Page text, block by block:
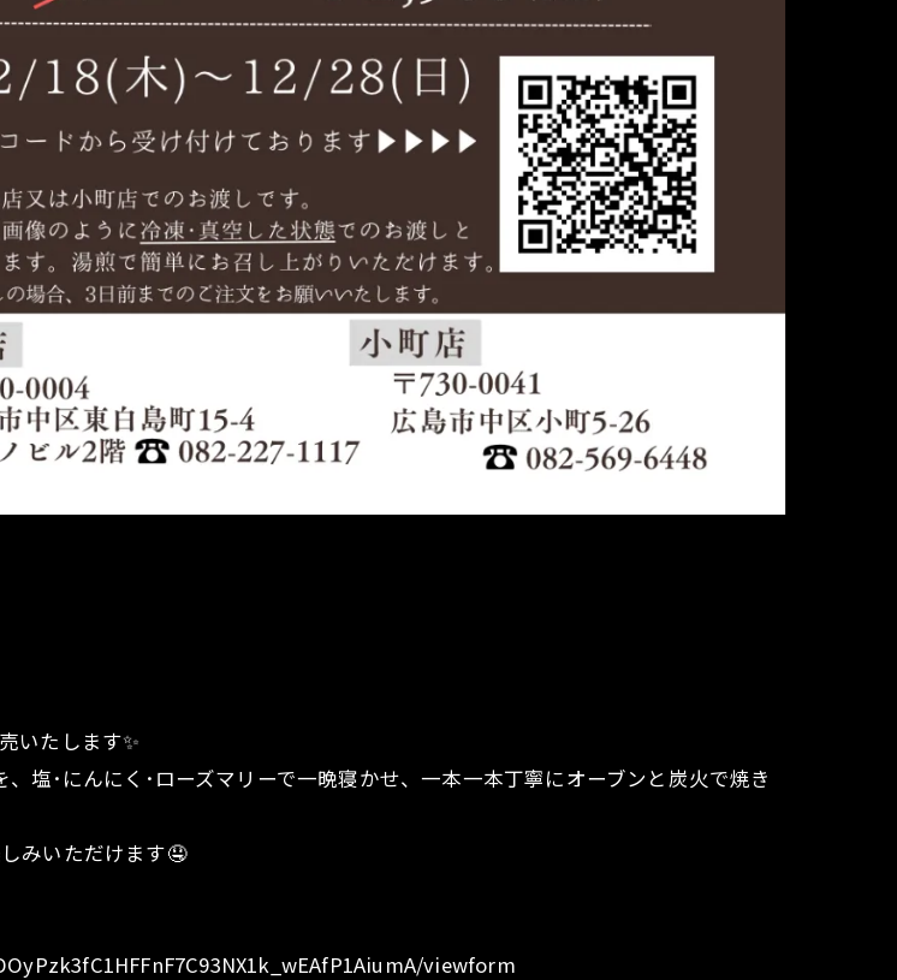
いたします✨️
塩･にんにく･ローズマリーで一晩寝かせ、一本一本丁寧にオーブンと炭火で焼き
みいただけます🤤
viewform